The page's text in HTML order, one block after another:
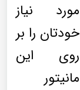
مورد نیاز
خودتان را بر
روی این
مانیتور